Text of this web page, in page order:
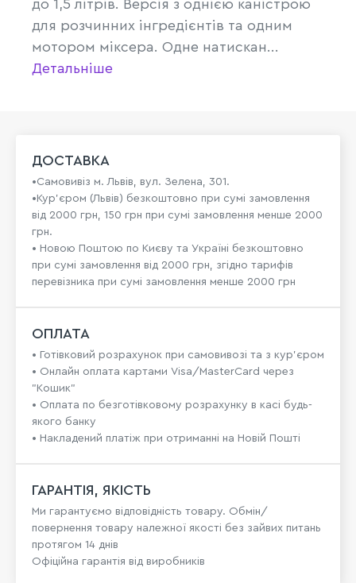
до 1,5 літрів. Версія з однією каністрою
для розчинних інгредієнтів та одним
мотором міксера. Одне натискан...
Детальніше
ДОСТАВКА
•Самовивіз м. Львів, вул. Зелена, 301.
•Кур'єром (Львів) безкоштовно при сумі замовлення
від 2000 грн, 150 грн при сумі замовлення менше 2000
грн.
• Новою Поштою по Києву та Україні безкоштовно
при сумі замовлення від 2000 грн, згідно тарифів
перевізника при сумі замовлення менше 2000 грн
ОПЛАТА
• Готівковий розрахунок при самовивозі та з кур’єром
• Онлайн оплата картами Visa/MasterCard через
"Кошик"
• Оплата по безготівковому розрахунку в касі будь-
якого банку
• Накладений платіж при отриманні на Новій Пошті
ГАРАНТІЯ, ЯКІСТЬ
Ми гарантуємо відповідність товару. Обмін/
повернення товару належної якості без зайвих питань
протягом 14 днів
Офіційна гарантія від виробників